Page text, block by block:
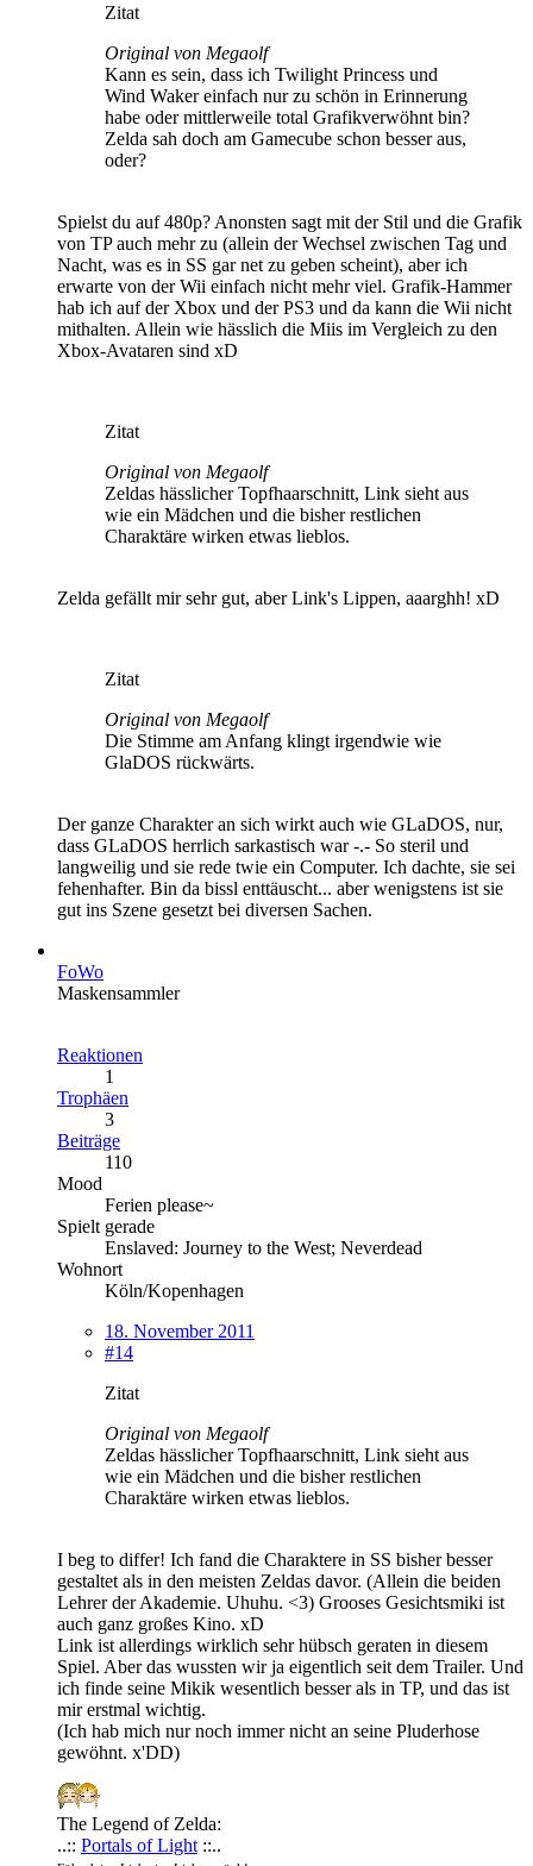
Zitat
Original von Megaolf
Kann es sein, dass ich Twilight Princess und
Wind Waker einfach nur zu schön in Erinnerung
habe oder mittlerweile total Grafikverwöhnt bin?
Zelda sah doch am Gamecube schon besser aus,
oder?
Spielst du auf 480p? Anonsten sagt mit der Stil und die Grafik
von TP auch mehr zu (allein der Wechsel zwischen Tag und
Nacht, was es in SS gar net zu geben scheint), aber ich
erwarte von der Wii einfach nicht mehr viel. Grafik-Hammer
hab ich auf der Xbox und der PS3 und da kann die Wii nicht
mithalten. Allein wie hässlich die Miis im Vergleich zu den
Xbox-Avataren sind xD
Zitat
Original von Megaolf
Zeldas hässlicher Topfhaarschnitt, Link sieht aus
wie ein Mädchen und die bisher restlichen
Charaktäre wirken etwas lieblos.
Zelda gefällt mir sehr gut, aber Link's Lippen, aaarghh! xD
Zitat
Original von Megaolf
Die Stimme am Anfang klingt irgendwie wie
GlaDOS rückwärts.
Der ganze Charakter an sich wirkt auch wie GLaDOS, nur,
dass GLaDOS herrlich sarkastisch war -.- So steril und
langweilig und sie rede twie ein Computer. Ich dachte, sie sei
fehenhafter. Bin da bissl enttäuscht... aber wenigstens ist sie
gut ins Szene gesetzt bei diversen Sachen.
FoWo
Maskensammler
Reaktionen
1
Trophäen
3
Beiträge
110
Mood
Ferien please~
Spielt gerade
Enslaved: Journey to the West; Neverdead
Wohnort
Köln/Kopenhagen
18. November 2011
#14
Zitat
Original von Megaolf
Zeldas hässlicher Topfhaarschnitt, Link sieht aus
wie ein Mädchen und die bisher restlichen
Charaktäre wirken etwas lieblos.
I beg to differ! Ich fand die Charaktere in SS bisher besser
gestaltet als in den meisten Zeldas davor. (Allein die beiden
Lehrer der Akademie. Uhuhu. <3) Grooses Gesichtsmiki ist
auch ganz großes Kino. xD
Link ist allerdings wirklich sehr hübsch geraten in diesem
Spiel. Aber das wussten wir ja eigentlich seit dem Trailer. Und
ich finde seine Mikik wesentlich besser als in TP, und das ist
mir erstmal wichtig.
(Ich hab mich nur noch immer nicht an seine Pluderhose
gewöhnt. x'DD)
The Legend of Zelda:
..:: Portals of Light ::..